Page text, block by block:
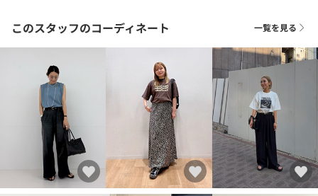
このスタッフのコーディネート 一覧を見る